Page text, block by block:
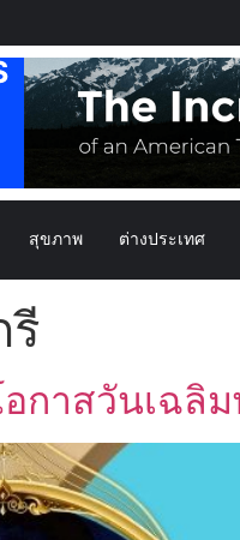
สุขภาพ ต่างประเทศ
รี
อกาสวันเฉลิ